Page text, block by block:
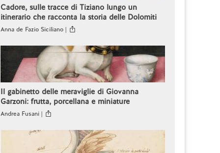
Cadore, sulle tracce di Tiziano lungo un
itinerario che racconta la storia delle Dolomiti
Anna de Fazio Siciliano |
Il gabinetto delle meraviglie di Giovanna
Garzoni: frutta, porcellana e miniature
Andrea Fusani |